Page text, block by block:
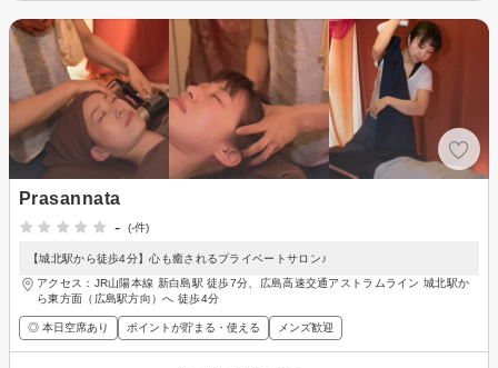
Prasannata
-
(-件)
【城北駅から徒歩4分】心も癒されるプライベートサロン♪
アクセス：JR山陽本線 新白島駅 徒歩7分、広島高速交通アストラムライン 城北駅か
ら東方面（広島駅方向）へ 徒歩4分
◎ 本日空席あり ポイントが貯まる・使える メンズ歓迎